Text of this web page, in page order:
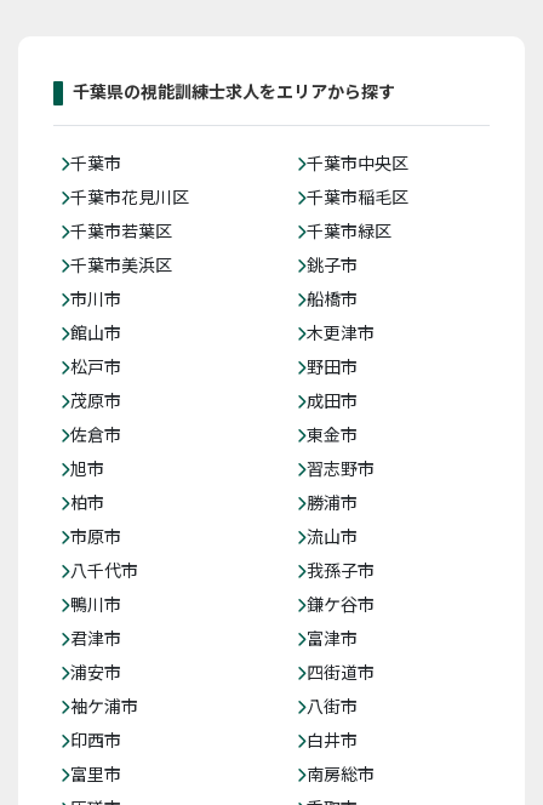
千葉県の視能訓練士求人をエリアから探す
千葉市
千葉市中央区
千葉市花見川区
千葉市稲毛区
千葉市若葉区
千葉市緑区
千葉市美浜区
銚子市
市川市
船橋市
館山市
木更津市
松戸市
野田市
茂原市
成田市
佐倉市
東金市
旭市
習志野市
柏市
勝浦市
市原市
流山市
八千代市
我孫子市
鴨川市
鎌ケ谷市
君津市
富津市
浦安市
四街道市
袖ケ浦市
八街市
印西市
白井市
富里市
南房総市